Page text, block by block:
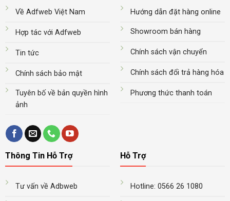
Về Adfweb Việt Nam
Hợp tác với Adfweb
Tin tức
Chính sách bảo mật
Tuyên bố về bản quyền hình
ảnh
Hướng dẫn đặt hàng online
Showroom bán hàng
Chính sách vận chuyển
Chính sách đổi trả hàng hóa
Phương thức thanh toán
Thông Tin Hỗ Trợ
Tư vấn về Adbweb
Hỗ Trợ
Hotline: 0566 26 1080